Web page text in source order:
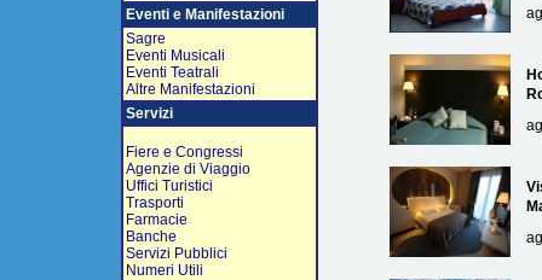
Eventi e Manifestazioni
Sagre
Eventi Musicali
Eventi Teatrali
Altre Manifestazioni
Servizi
Fiere e Congressi
Agenzie di Viaggio
Uffici Turistici
Trasporti
Farmacie
Banche
Servizi Pubblici
Numeri Utili